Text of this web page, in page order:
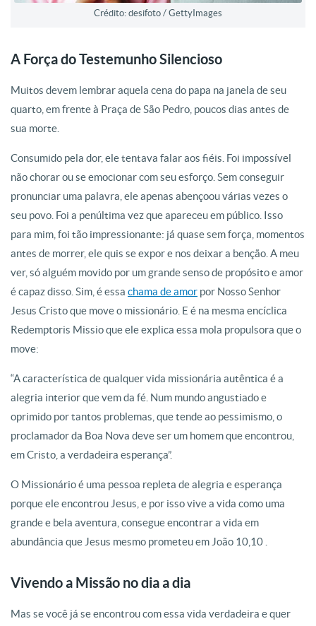
Crédito: desifoto / GettyImages
A Força do Testemunho Silencioso
Muitos devem lembrar aquela cena do papa na janela de seu
quarto, em frente à Praça de São Pedro, poucos dias antes de
sua morte.
Consumido pela dor, ele tentava falar aos fiéis. Foi impossível
não chorar ou se emocionar com seu esforço. Sem conseguir
pronunciar uma palavra, ele apenas abençoou várias vezes o
seu povo. Foi a penúltima vez que apareceu em público. Isso
para mim, foi tão impressionante: já quase sem força, momentos
antes de morrer, ele quis se expor e nos deixar a benção. A meu
ver, só alguém movido por um grande senso de propósito e amor
é capaz disso. Sim, é essa chama de amor por Nosso Senhor
Jesus Cristo que move o missionário. E é na mesma encíclica
Redemptoris Missio que ele explica essa mola propulsora que o
move:
“A característica de qualquer vida missionária autêntica é a
alegria interior que vem da fé. Num mundo angustiado e
oprimido por tantos problemas, que tende ao pessimismo, o
proclamador da Boa Nova deve ser um homem que encontrou,
em Cristo, a verdadeira esperança”.
O Missionário é uma pessoa repleta de alegria e esperança
porque ele encontrou Jesus, e por isso vive a vida como uma
grande e bela aventura, consegue encontrar a vida em
abundância que Jesus mesmo prometeu em João 10,10 .
Vivendo a Missão no dia a dia
Mas se você já se encontrou com essa vida verdadeira e quer